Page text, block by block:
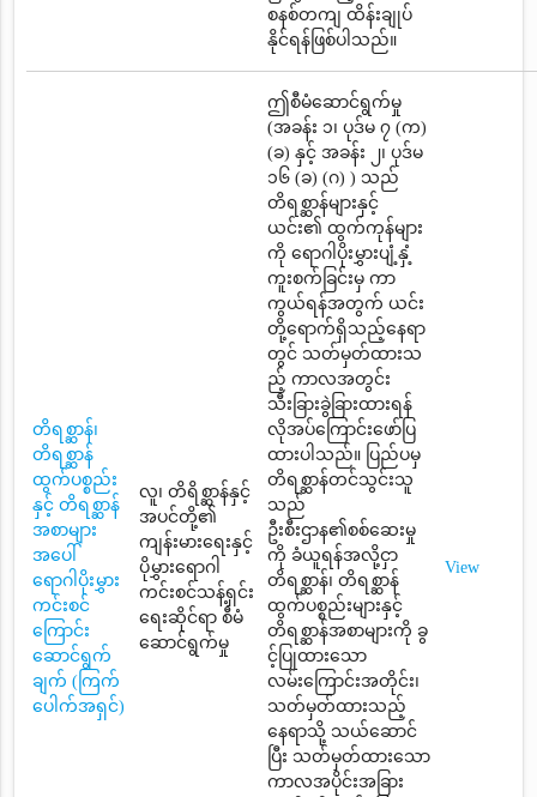
စနစ်တကျ ထိန်းချုပ်
နိုင်ရန်ဖြစ်ပါသည်။
တိရစ္ဆာန်၊
တိရစ္ဆာန်
ထွက်ပစ္စည်း
နှင့် တိရစ္ဆာန်
အစာများ
အပေါ်
ရောဂါပိုးမွှား
ကင်းစင်
ကြောင်း
ဆောင်ရွက်
ချက် (ကြက်
ပေါက်အရှင်)
လူ၊ တိရိစ္ဆာန်နှင့်
အပင်တို့၏
ကျန်းမားရေးနှင့်
ပိုမွှားရောဂါ
ကင်းစင်သန့်ရှင်း
ရေးဆိုင်ရာ စီမံ
ဆောင်ရွက်မှု
ဤစီမံဆောင်ရွက်မှု
(အခန်း ၁၊ ပုဒ်မ ၇ (က)
(ခ) နှင့် အခန်း ၂၊ ပုဒ်မ
၁၆ (ခ) (ဂ) ) သည်
တိရစ္ဆာန်များနှင့်
ယင်း၏ ထွက်ကုန်များ
ကို ရောဂါပိုးမွှားပျံ့နှံ့
ကူးစက်ခြင်းမှ ကာ
ကွယ်ရန်အတွက် ယင်း
တို့ရောက်ရှိသည့်နေရာ
တွင် သတ်မှတ်ထားသ
ည့် ကာလအတွင်း
သီးခြားခွဲခြားထားရန်
လိုအပ်ကြောင်းဖော်ပြ
ထားပါသည်။ ပြည်ပမှ
တိရစ္ဆာန်တင်သွင်းသူ
သည်
ဦးစီးဌာန၏စစ်ဆေးမှု
ကို ခံယူရန်အလို့ငှာ
တိရစ္ဆာန်၊ တိရစ္ဆာန်
ထွက်ပစ္စည်းများနှင့်
တိရစ္ဆာန်အစာများကို ခွ
င့်ပြုထားသော
လမ်းကြောင်းအတိုင်း၊
သတ်မှတ်ထားသည့်
နေရာသို့ သယ်ဆောင်
ပြီး သတ်မှတ်ထားသော
ကာလအပိုင်းအခြား
View